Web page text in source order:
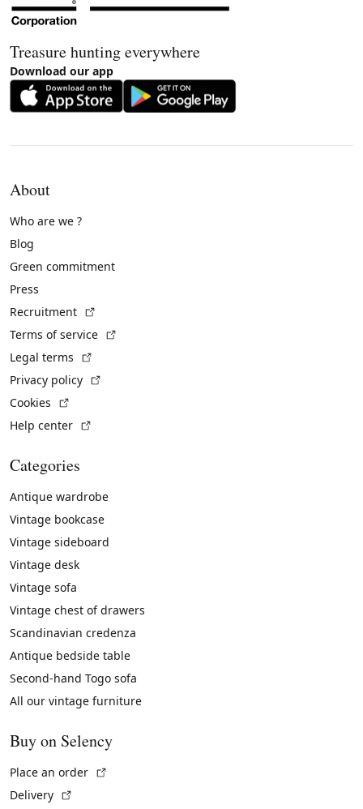
Treasure hunting everywhere
Download our app
About
Who are we ?
Blog
Green commitment
Press
Recruitment
Terms of service
Legal terms
Privacy policy
Cookies
Help center
Categories
Antique wardrobe
Vintage bookcase
Vintage sideboard
Vintage desk
Vintage sofa
Vintage chest of drawers
Scandinavian credenza
Antique bedside table
Second-hand Togo sofa
All our vintage furniture
Buy on Selency
Place an order
Delivery